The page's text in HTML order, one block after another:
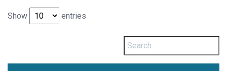
Show entries